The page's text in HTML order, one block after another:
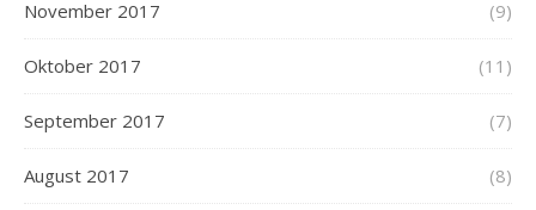
November 2017 (9)
Oktober 2017 (11)
September 2017 (7)
August 2017 (8)